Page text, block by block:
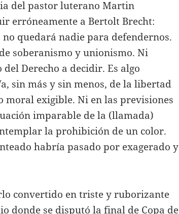
del pastor luterano Martin
erróneamente a Bertolt Brecht:
quedará nadie para defendernos.
soberanismo y unionismo. Ni
Derecho a decidir. Es algo
sin más y sin menos, de la libertad
exigible. Ni en las previsiones
imparable de la (llamada)
la prohibición de un color.
habría pasado por exagerado y
convertido en triste y ruborizante
donde se disputó la final de Copa de